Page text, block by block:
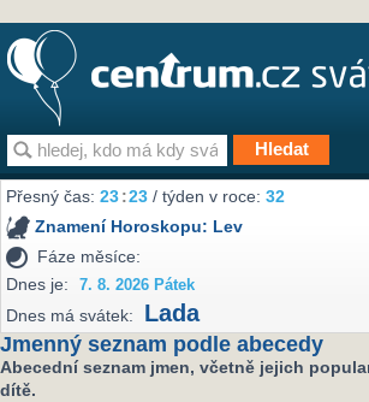
Přesný čas:23 23 / týden v roce:32
Znamení Horoskopu: Lev
Fáze měsíce:
Dnes je:
7. 8. 2026 Pátek
Dnes má svátek: Lada
Jmenný seznam podle abecedy
Abecední seznam jmen, včetně jejich
dítě.